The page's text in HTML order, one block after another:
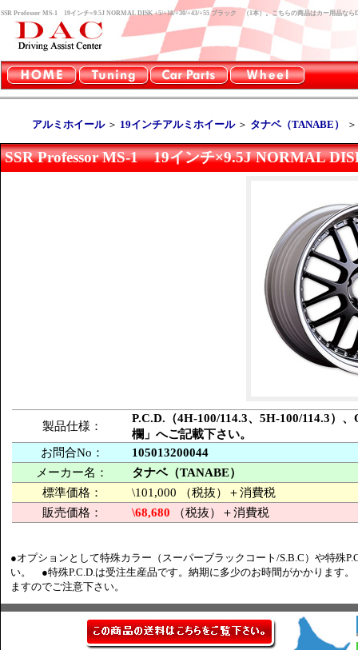
SSR Professor MS-1 19インチ×9.5J NORMAL DISK +5/+18/+30/+43/+55 ブラック （1本）。こちらの商品はカー用品なら
アルミホイール＞ 19インチアルミホイール＞ タナベ（TANABE）
SSR Professor MS-1 19インチ×9.5J NORMAL
製品仕様：
P.C.D.（4H-100/114.3、5H-100/114.3）
欄」へご記載下さい。
お問合No：
105013200044
メーカー名：
タナベ（TANABE）
標準価格：
\101,000 （税抜）＋消費税
販売価格：
\68,680 （税抜）＋消費税
●オプションとして特殊カラー（スーパーブラックコート/S.B.C）や特殊
い。 ●特殊P.C.D.は受注生産品です。納期に多少のお時間がかかりま
ますのでご注意下さい。